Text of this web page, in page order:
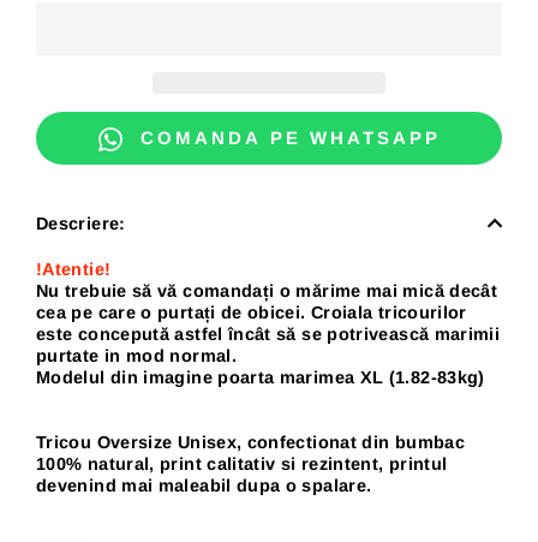
COMANDA PE WHATSAPP
Descriere:
!Atentie!
Nu trebuie să vă comandați o mărime mai mică decât
cea pe care o purtați de obicei. Croiala tricourilor
este concepută astfel încât să se potrivească marimii
purtate in mod normal.
Modelul din imagine poarta marimea XL (1.82-83kg)
Tricou Oversize Unisex, confectionat din bumbac
100% natural, print calitativ si rezintent, printul
devenind mai maleabil dupa o spalare.